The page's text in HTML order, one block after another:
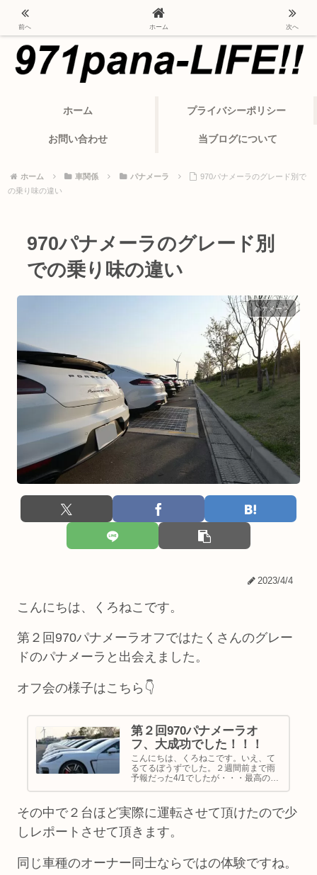
ポルシェ・パナメーラから変わったカーライフ
ホーム プライバシーポリシー
お問い合わせ 当ブログについて
ホーム 車関係 パナメーラ
970パナメーラのグレード別で
の乗り味の違い
970パナメーラのグレード別
での乗り味の違い
パナメーラ
2023/4/4
こんにちは、くろねこです。
第２回970パナメーラオフではたくさんのグレー
ドのパナメーラと出会えました。
オフ会の様子はこちら👇
第２回970パナメーラオ
フ、大成功でした！！！
こんにちは、くろねこです。いえ、て
るてるぼうずでした。２週間前まで雨
予報だった4/1でしたが・・・最高の晴
なったどうしよう・・・というプレッ
シャーで胃が痛かったですが、旧ハ...
その中で２台ほど実際に運転させて頂けたので少
しレポートさせて頂きます。
同じ車種のオーナー同士ならではの体験ですね。
前へ ホーム 次へ